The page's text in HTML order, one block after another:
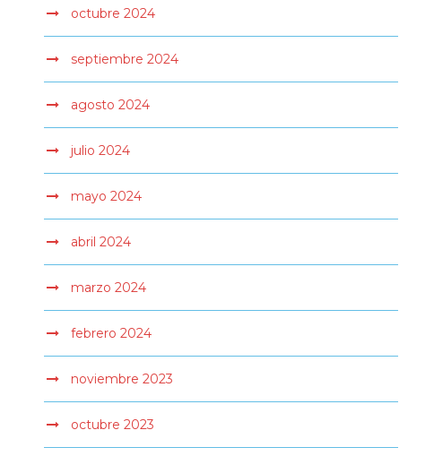
octubre 2024
septiembre 2024
agosto 2024
julio 2024
mayo 2024
abril 2024
marzo 2024
febrero 2024
noviembre 2023
octubre 2023